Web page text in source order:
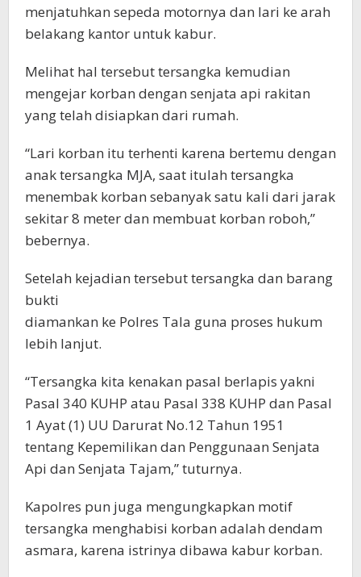
menjatuhkan sepeda motornya dan lari ke arah
belakang kantor untuk kabur.
Melihat hal tersebut tersangka kemudian
mengejar korban dengan senjata api rakitan
yang telah disiapkan dari rumah.
“Lari korban itu terhenti karena bertemu dengan
anak tersangka MJA, saat itulah tersangka
menembak korban sebanyak satu kali dari jarak
sekitar 8 meter dan membuat korban roboh,”
bebernya.
Setelah kejadian tersebut tersangka dan barang
bukti
diamankan ke Polres Tala guna proses hukum
lebih lanjut.
“Tersangka kita kenakan pasal berlapis yakni
Pasal 340 KUHP atau Pasal 338 KUHP dan Pasal
1 Ayat (1) UU Darurat No.12 Tahun 1951
tentang Kepemilikan dan Penggunaan Senjata
Api dan Senjata Tajam,” tuturnya.
Kapolres pun juga mengungkapkan motif
tersangka menghabisi korban adalah dendam
asmara, karena istrinya dibawa kabur korban.